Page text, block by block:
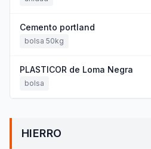
Cemento portland
bolsa 50kg
PLASTICOR de Loma Negra
bolsa
HIERRO